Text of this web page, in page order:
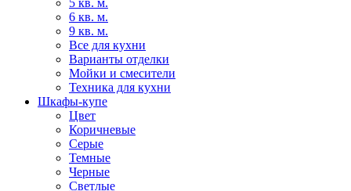
5 кв. м.
6 кв. м.
9 кв. м.
Все для кухни
Варианты отделки
Мойки и смесители
Техника для кухни
Шкафы-купе
Цвет
Коричневые
Серые
Темные
Черные
Светлые